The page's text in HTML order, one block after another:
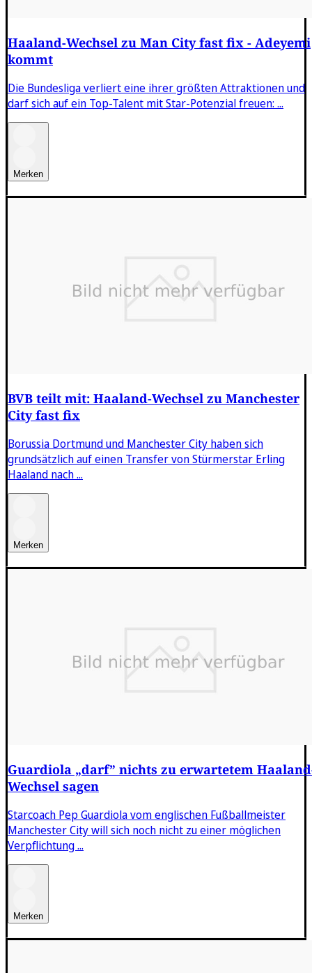
Haaland-Wechsel zu Man City fast fix - Adeyemi
kommt
Die Bundesliga verliert eine ihrer größten Attraktionen und
darf sich auf ein Top-Talent mit Star-Potenzial freuen: ...
Merken
BVB teilt mit: Haaland-Wechsel zu Manchester
City fast fix
Borussia Dortmund und Manchester City haben sich
grundsätzlich auf einen Transfer von Stürmerstar Erling
Haaland nach ...
Merken
Guardiola „darf” nichts zu erwartetem
Wechsel sagen
Starcoach Pep Guardiola vom englischen Fußballmeister
Manchester City will sich noch nicht zu einer möglichen
Verpflichtung ...
Merken